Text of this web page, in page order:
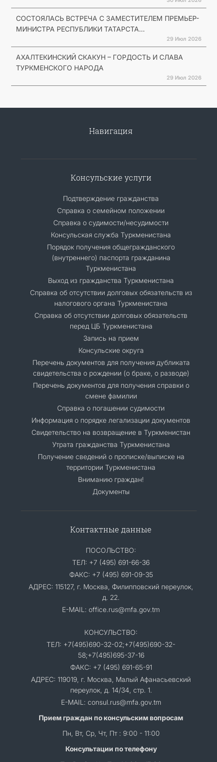
СОСТОЯЛАСЬ ВСТРЕЧА С ЗАМЕСТИТЕЛЕМ ПРЕМЬЕР-
МИНИСТРА РЕСПУБЛИКИ ТАТАРСТА...
29 Июл 2026
АХАЛТЕКИНСКИЙ СКАКУН – ГОРДОСТЬ И СЛАВА
ТУРКМЕНСКОГО НАРОДА
29 Июл 2026
Навигация
Консульские услуги
Подтверждение гражданства
Справка о семейном положении
Справка о судимости/несудимости
Консульская служба Туркменистана
Порядок получения общегражданского
(внутреннего) паспорта гражданина
Туркменистана
Выход из гражданства Туркменистана
Справка об отсутствии долговых обязательств из
налогового органа Туркменистана
Справка об отсутствии долговых обязательств
перед ЦБ Туркменистана
Запись на прием
Консульские округа
Перечень документов для получения дубликата
свидетельства о рождении (о браке, о разводе)
Перечень документов для получения справки о
смене фамилии
Справка о погашении судимости
Информация о порядке легализации документов
Cвидетельство на возвращение в Туркменистан
Утрата гражданства Туркменистана
Получение сведений о прописке/выписке на
территории Туркменистана
Вниманию граждан!
Документы
Контактные данные
ПОСОЛЬСТВО:
ТЕЛ: +7 (495) 691-66-36
ФАКС: +7 (495) 691-09-35
АДРЕС: 115127, г. Москва, Филипповский переулок,
д. 22.
E-MAIL: office.rus@mfa.gov.tm
КОНСУЛЬСТВО:
ТЕЛ: +7(495)690-32-02;+7(495)690-32-
58;+7(495)695-37-16
ФАКС: +7 (495) 691-65-91
АДРЕС: 119019, г. Москва, Малый Афанасьевский
переулок, д. 14/34, стр. 1.
E-MAIL: consul.rus@mfa.gov.tm
Прием граждан по консульским вопросам
Пн, Вт, Ср, Чт, Пт : 9:00 - 11:00
Консультации по телефону